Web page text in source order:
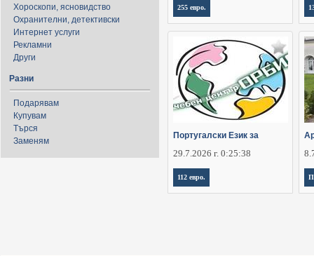
Хороскопи, ясновидство
Охранителни, детективски
Интернет услуги
Рекламни
Други
Разни
Подарявам
Купувам
Търся
Заменям
255 евро.
Португалски Език за
29.7.2026 г. 0:25:38
112 евро.